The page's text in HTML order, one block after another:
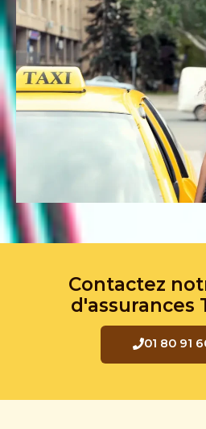
Contactez
d'assurances
01 80 91